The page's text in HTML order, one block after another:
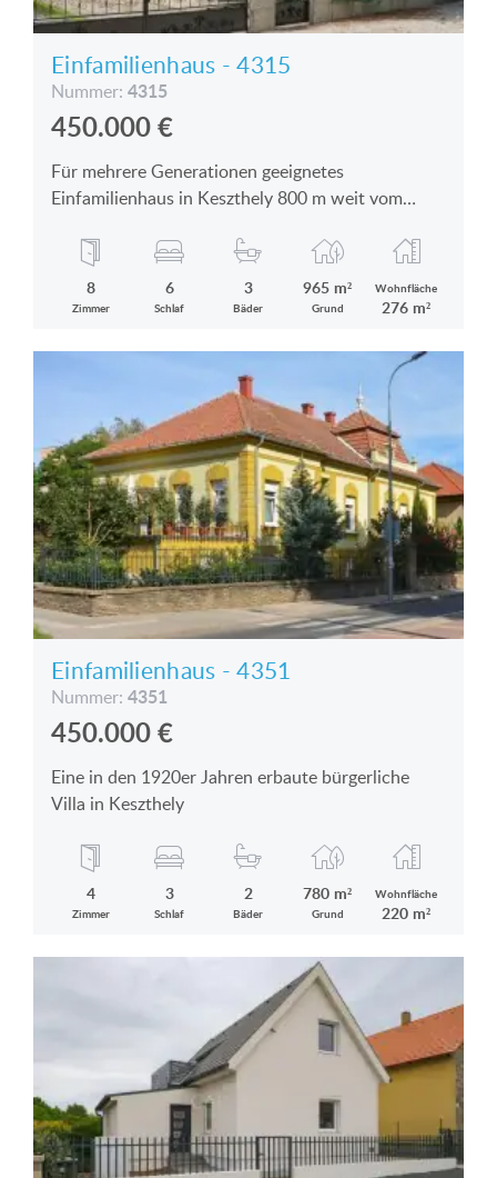
Einfamilienhaus - 4315
Nummer: 4315
450.000€
Für mehrere Generationen geeignetes
Einfamilienhaus in Keszthely 800 m weit vom
8
Zimmer
6
Schlaf
3
Bäder
965 m²
Grund
Wohnfläche
276 m²
Einfamilienhaus - 4351
Nummer: 4351
450.000€
Eine in den 1920er Jahren erbaute bürgerliche
Villa in Keszthely
4
Zimmer
3
Schlaf
2
Bäder
780 m²
Grund
Wohnfläche
220 m²